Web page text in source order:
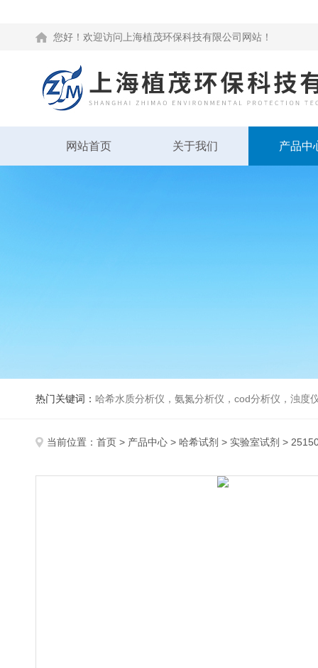
您好！欢迎访问上海植茂环保科技有限公司网站！
网站首页 关于我们 产品中
热门关键词： 哈希水质分析仪，氨氮分析仪，cod分析仪，浊度
当前位置： 首页 > 产品中心 > 哈希试剂 > 实验室试剂 >